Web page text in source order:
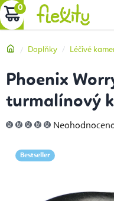
Přejít
na
NÁKUPNÍ
DomůDoplňky Léčivé
Phoenix
turmalínový
Průměrné
hodnocení
0,0
z
Bestseller